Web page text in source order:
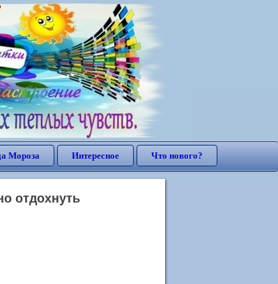
Мороза Интересное Что нового?
отдохнуть